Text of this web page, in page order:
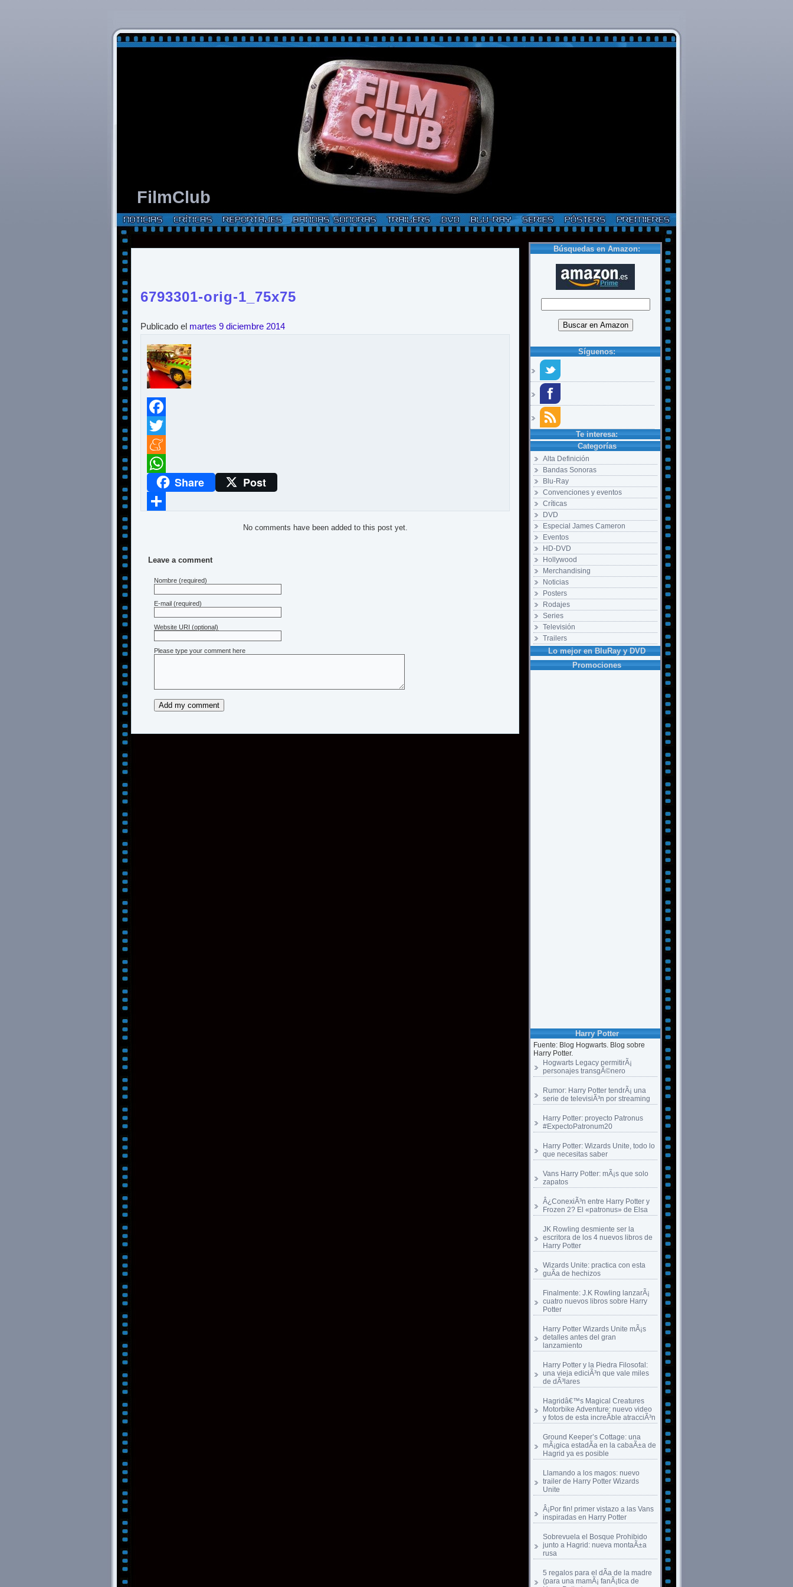
FilmClub
Búsquedas en Amazon:
Síguenos:
Te interesa:
Categorías
Alta Definición
Bandas Sonoras
Blu-Ray
Convenciones y eventos
Críticas
DVD
Especial James Cameron
Eventos
HD-DVD
Hollywood
Merchandising
Noticias
Posters
Rodajes
Series
Televisión
Trailers
Lo mejor en BluRay y DVD
Promociones
Harry Potter
Fuente: Blog Hogwarts. Blog sobre
Harry Potter.
Hogwarts Legacy permitirÃ¡
personajes transgÃ©nero
Rumor: Harry Potter tendrÃ¡ una
serie de televisiÃ³n por streaming
Harry Potter: proyecto Patronus
#ExpectoPatronum20
Harry Potter: Wizards Unite, todo lo
que necesitas saber
Vans Harry Potter: mÃ¡s que solo
zapatos
Â¿ConexiÃ³n entre Harry Potter y
Frozen 2? El «patronus» de Elsa
JK Rowling desmiente ser la
escritora de los 4 nuevos libros de
Harry Potter
Wizards Unite: practica con esta
guÃ­a de hechizos
Finalmente: J.K Rowling lanzarÃ¡
cuatro nuevos libros sobre Harry
Potter
Harry Potter Wizards Unite mÃ¡s
detalles antes del gran
lanzamiento
Harry Potter y la Piedra Filosofal:
una vieja ediciÃ³n que vale miles
de dÃ³lares
Hagridâ€™s Magical Creatures
Motorbike Adventure: nuevo video
y fotos de esta increÃ­ble atracciÃ³n
Ground Keeper’s Cottage: una
mÃ¡gica estadÃ­a en la cabaÃ±a de
Hagrid ya es posible
Llamando a los magos: nuevo
trailer de Harry Potter Wizards
Unite
Â¡Por fin! primer vistazo a las Vans
inspiradas en Harry Potter
Sobrevuela el Bosque Prohibido
junto a Hagrid: nueva montaÃ±a
rusa
5 regalos para el dÃ­a de la madre
(para una mamÃ¡ fanÃ¡tica de
6793301-orig-1_75x75
Publicado el martes 9 diciembre 2014
Facebook
Twitter
Meneame
WhatsAppShare Post
No comments have been added to this post yet.
Leave a comment
Nombre (required)
E-mail (required)
Website URI (optional)
Please type your comment here